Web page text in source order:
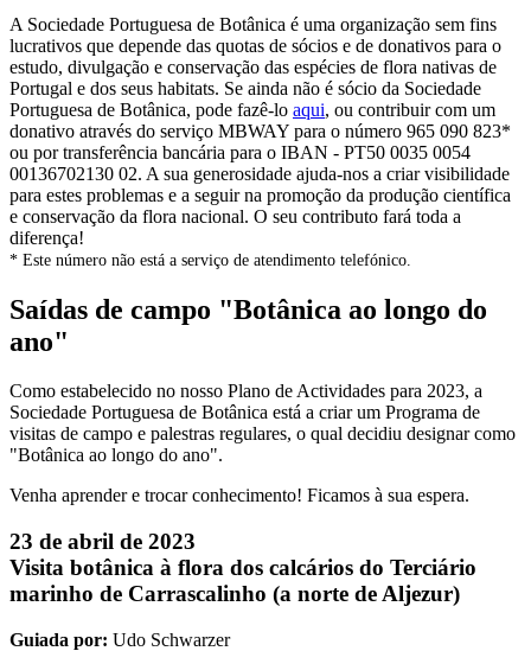
A Sociedade Portuguesa de Botânica é uma organização sem fins
lucrativos que depende das quotas de sócios e de donativos para o
estudo, divulgação e conservação das espécies de flora nativas de
Portugal e dos seus habitats. Se ainda não é sócio da Sociedade
Portuguesa de Botânica, pode fazê-lo aqui, ou contribuir com um
donativo através do serviço MBWAY para o número 965 090 823*
ou por transferência bancária para o IBAN - PT50 0035 0054
00136702130 02. A sua generosidade ajuda-nos a criar visibilidade
para estes problemas e a seguir na promoção da produção científica
e conservação da flora nacional. O seu contributo fará toda a
diferença!
* Este número não está a serviço de atendimento telefónico.
Saídas de campo "Botânica ao longo do
ano"
Como estabelecido no nosso Plano de Actividades para 2023, a
Sociedade Portuguesa de Botânica está a criar um Programa de
visitas de campo e palestras regulares, o qual decidiu designar como
"Botânica ao longo do ano".
Venha aprender e trocar conhecimento! Ficamos à sua espera.
23 de abril de 2023
Visita botânica à flora dos calcários do Terciário
marinho de Carrascalinho (a norte de Aljezur)
Guiada por: Udo Schwarzer